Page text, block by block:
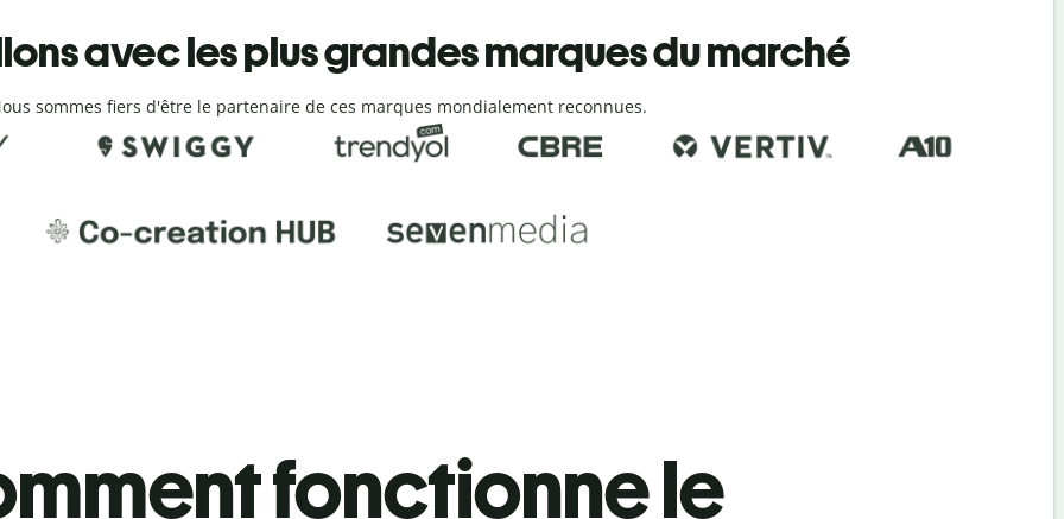
avec les plus grandes marques du marché
sommes fiers d'être le partenaire de ces marques mondialement reconnues.
fonctionne le